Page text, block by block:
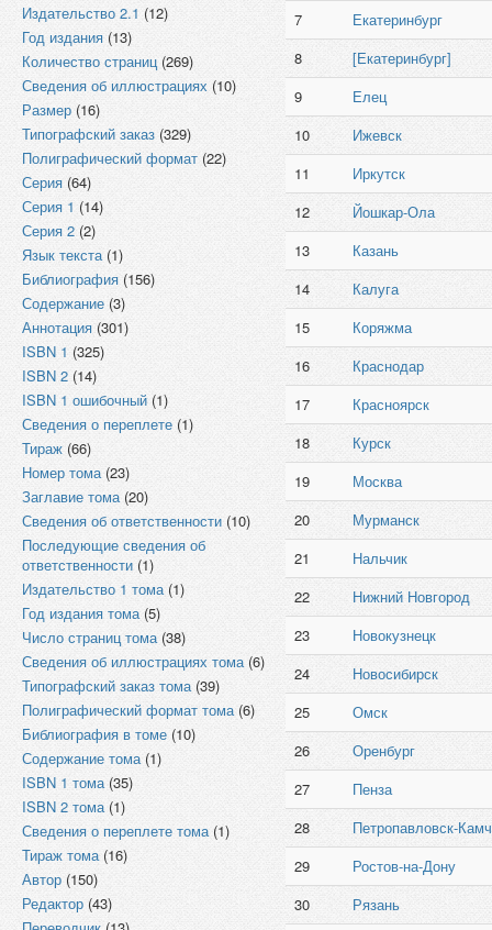
Издательство 2.1 (12)
Год издания (13)
Количество страниц(269)
Сведения об иллюстрациях (10)
Размер (16)
Типографский заказ (329)
Полиграфический формат (22)
Серия (64)
Серия 1 (14)
Серия 2 (2)
Язык текста(1)
Библиография (156)
Содержание (3)
Аннотация (301)
ISBN 1 (325)
ISBN 2 (14)
ISBN 1 ошибочный (1)
Сведения о переплете (1)
Тираж (66)
Номер тома(23)
Заглавие тома(20)
Сведения об ответственности (10)
Последующие сведения об
ответственности (1)
Издательство 1 тома(1)
Год издания тома(5)
Число страниц тома(38)
Сведения об иллюстрациях тома(6)
Типографский заказ тома(39)
Полиграфический формат тома(6)
Библиография в томе (10)
Содержание тома(1)
ISBN 1 тома(35)
ISBN 2 тома(1)
Сведения о переплете тома(1)
Тираж тома(16)
Автор (150)
Редактор (43)
7
Екатеринбург
8
[Екатеринбург]
9
Елец
10
Ижевск
11
Иркутск
12
Йошкар-Ола
13
Казань
14
Калуга
15
Коряжма
16
Краснодар
17
Красноярск
18
Курск
19
Москва
20
Мурманск
21
Нальчик
22
Нижний Новгород
23
Новокузнецк
24
Новосибирск
25
Омск
26
Оренбург
27
Пенза
28
Петропавловск-
29
Ростов-на-Дону
30
Рязань